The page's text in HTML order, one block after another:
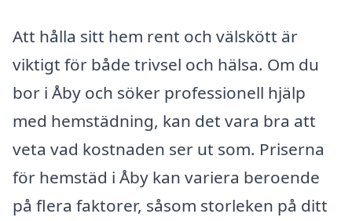
Att hålla sitt hem rent och välskött är
viktigt för både trivsel och hälsa. Om du
bor i Åby och söker professionell hjälp
med hemstädning, kan det vara bra att
veta vad kostnaden ser ut som. Priserna
för hemstäd i Åby kan variera beroende
på flera faktorer, såsom storleken på ditt